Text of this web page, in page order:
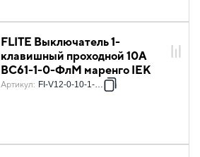
FLITE Выключатель 1-
клавишный проходной 10А
ВС61-1-0-ФлМ маренго IEK
Артикул: FI-V12-0-10-1-K35